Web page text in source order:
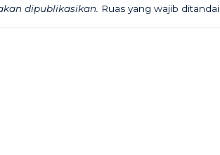
dipublikasikan. Ruas yang wajib ditandai